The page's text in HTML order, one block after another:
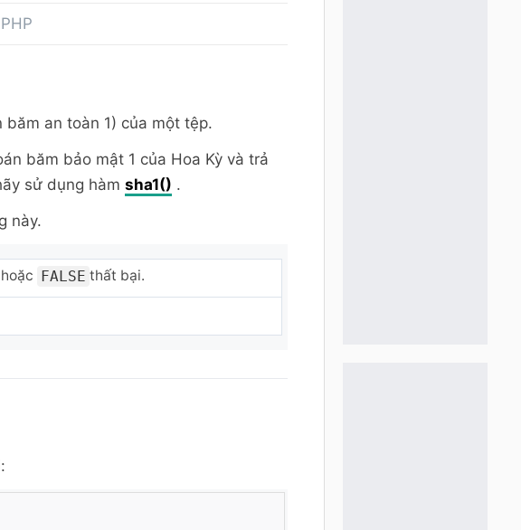
an toàn 1) của một tệp.
băm bảo mật 1 của Hoa Kỳ và trả
sử dụng hàm sha1() .
này.
FALSE thất bại.